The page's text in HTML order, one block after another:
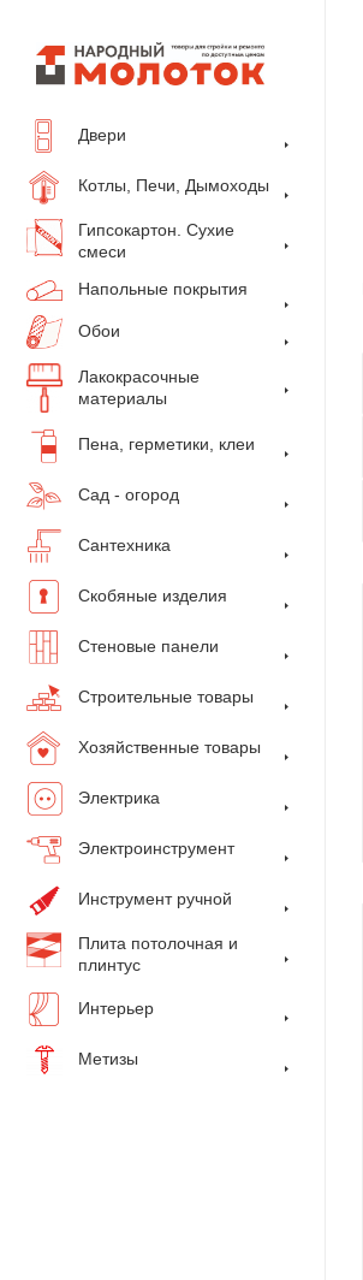
Двери
Котлы, Печи, Дымоходы
Гипсокартон. Сухие
смеси
Напольные покрытия
Обои
Лакокрасочные
материалы
Пена, герметики, клеи
Сад - огород
Сантехника
Скобяные изделия
Стеновые панели
Строительные товары
Хозяйственные товары
Электрика
Электроинструмент
Инструмент ручной
Плита потолочная и
плинтус
Интерьер
Метизы